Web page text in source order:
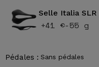
Selle Italia
+41 €-55 g
Pédales : Sans pédales